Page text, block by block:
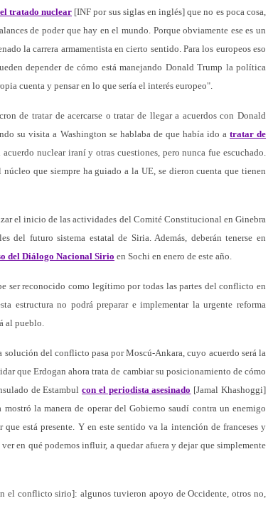
tratado nuclear [INF por sus siglas en inglés] que no es poca cosa,
de poder que hay en el mundo. Porque obviamente ese es un
la carrera armamentista en cierto sentido. Para los europeos eso
depender de cómo está manejando Donald Trump la política
cuenta y pensar en lo que sería el interés europeo".
de tratar de acercarse o tratar de llegar a acuerdos con Donald
su visita a Washington se hablaba de que había ido a tratar de
nuclear iraní y otras cuestiones, pero nunca fue escuchado.
que siempre ha guiado a la UE, se dieron cuenta que tienen
el inicio de las actividades del Comité Constitucional en Ginebra
del futuro sistema estatal de Siria. Además, deberán tenerse en
del Diálogo Nacional Sirio en Sochi en enero de este año.
ser reconocido como legítimo por todas las partes del conflicto en
estructura no podrá preparar e implementar la urgente reforma
al pueblo.
solución del conflicto pasa por Moscú-Ankara, cuyo acuerdo será la
que Erdogan ahora trata de cambiar su posicionamiento de cómo
de Estambulcon el periodista asesinado [Jamal Khashoggi]
la manera de operar del Gobierno saudí contra un enemigo
está presente. Y en este sentido va la intención de franceses y
en qué podemos influir, a quedar afuera y dejar que simplemente
el conflicto sirio]: algunos tuvieron apoyo de Occidente, otros no,